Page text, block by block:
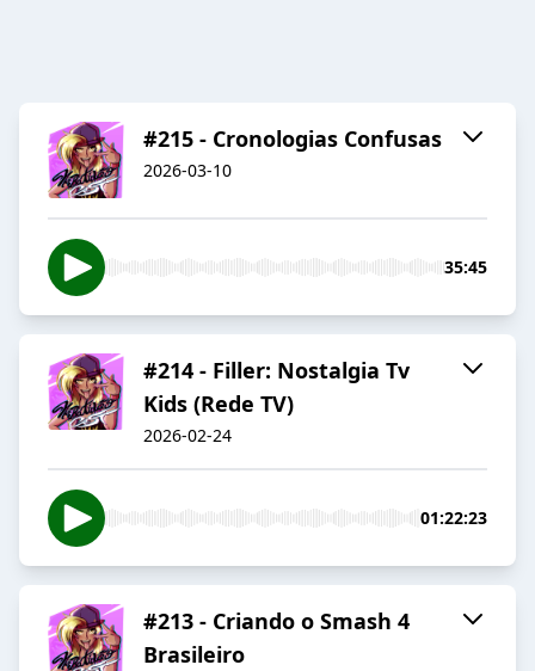
#215 - Cronologias Confusas
2026-03-10
35:45
#214 - Filler: Nostalgia Tv
Kids (Rede TV)
2026-02-24
01:22:23
#213 - Criando o Smash 4
Brasileiro